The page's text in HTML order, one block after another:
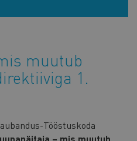
muutub
1.
Tööstuskoda